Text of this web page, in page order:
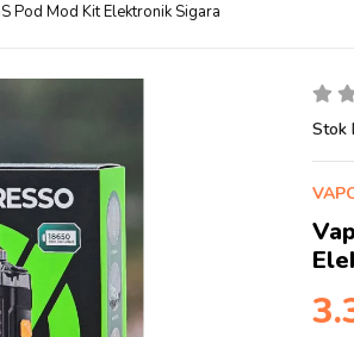
Pod Mod Kit Elektronik Sigara
Stok